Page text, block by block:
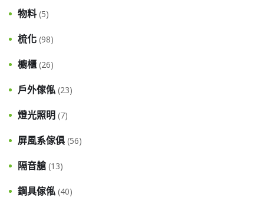
物料 (5)
梳化 (98)
櫥櫃 (26)
戶外傢俬 (23)
燈光照明 (7)
屏風系傢俱 (56)
隔音艙 (13)
鋼具傢俬 (40)